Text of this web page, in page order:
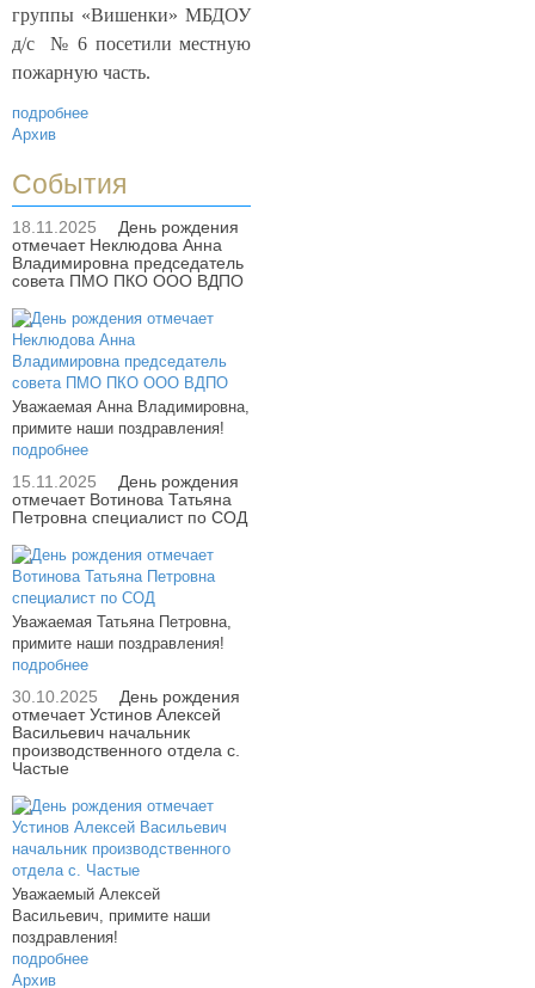
группы «Вишенки» МБДОУ
д/с
№ 6 посетили местную
пожарную часть.
подробнее
Архив
События
18.11.2025
День рождения
отмечает Неклюдова Анна
Владимировна председатель
совета ПМО ПКО ООО ВДПО
Уважаемая Анна Владимировна,
примите наши поздравления!
подробнее
15.11.2025
День рождения
отмечает Вотинова Татьяна
Петровна специалист по СОД
Уважаемая Татьяна Петровна,
примите наши поздравления!
подробнее
30.10.2025
День рождения
отмечает Устинов Алексей
Васильевич начальник
производственного отдела с.
Частые
Уважаемый Алексей
Васильевич, примите наши
поздравления!
подробнее
Архив